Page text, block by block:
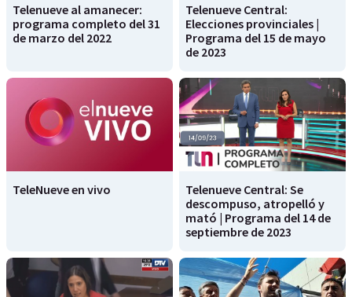
Telenueve al amanecer:
programa completo del 31
de marzo del 2022
Telenueve Central:
Elecciones provinciales |
Programa del 15 de mayo
de 2023
TeleNueve en vivo
Telenueve Central: Se
descompuso, atropelló y
mató | Programa del 14 de
septiembre de 2023